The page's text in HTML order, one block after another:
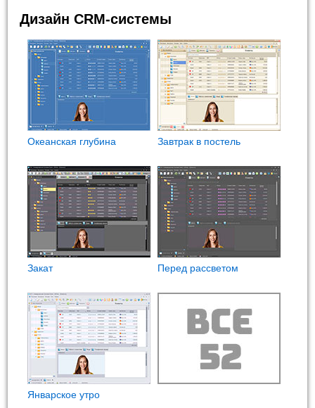
Дизайн CRM-системы
Океанская глубина Завтрак в постель
Закат Перед рассветом
Январское утро